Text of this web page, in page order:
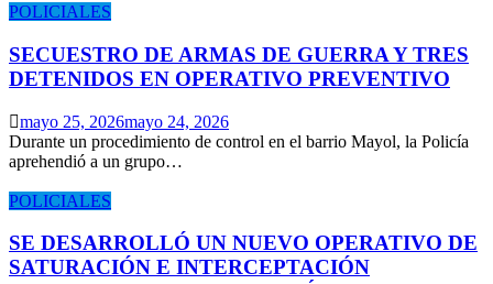
POLICIALES
SECUESTRO DE ARMAS DE GUERRA Y TRES
DETENIDOS EN OPERATIVO PREVENTIVO
mayo 25, 2026mayo 24, 2026
Durante un procedimiento de control en el barrio Mayol, la Policía
aprehendió a un grupo…
POLICIALES
SE DESARROLLÓ UN NUEVO OPERATIVO DE
SATURACIÓN E INTERCEPTACIÓN